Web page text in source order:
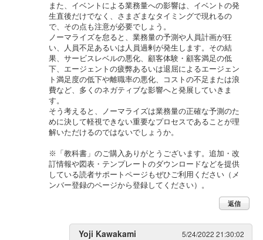
また、イベントによる業務量への影響は、イベントの発
生直後だけでなく、さまざまなタイミングで現れるの
で、その点も注意が必要でしょう。
ノーマライズを怠ると、業務量の予測や人員計画が狂
い、人員不足あるいは人員過剰が発生します。その結
果、サービスレベルの悪化、顧客体験・顧客満足の低
下、エージェントの疲弊あるいは退屈によるエージェン
ト満足度の低下や離職率の悪化、コストの不足または浪
費など、多くのネガティブな影響へと発展していきま
す。
そう考えると、ノーマライズは業務量の正確な予測のた
めに決して軽視できない重要なプロセスであることが理
解いただけるのではないでしょうか。
※「教科書」のご購入ありがとうございます。追加・改
訂情報や図表・テンプレートのダウンロードなどを提供
している読者サポートページもぜひご利用ください（メ
ンバー登録のページから登録してください）。
返信
Yoji Kawakami 5/24/2022 21:30:02